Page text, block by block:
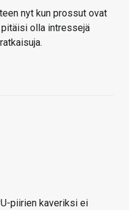
nyt kun prossut ovat
pitäisi olla intressejä
piirien kaveriksi ei